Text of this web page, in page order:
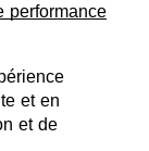
performance
et en
et de